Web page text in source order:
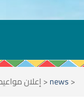
<
news
<إعلان مواعيد